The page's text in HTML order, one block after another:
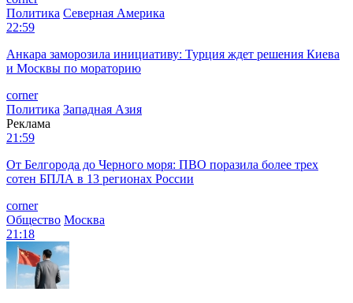
Политика Северная Америка
22:59
Анкара заморозила инициативу: Турция ждет решения Киева
и Москвы по мораторию
corner
Политика Западная Азия
Реклама
21:59
От Белгорода до Черного моря: ПВО поразила более трех
сотен БПЛА в 13 регионах России
corner
Общество Москва
21:18